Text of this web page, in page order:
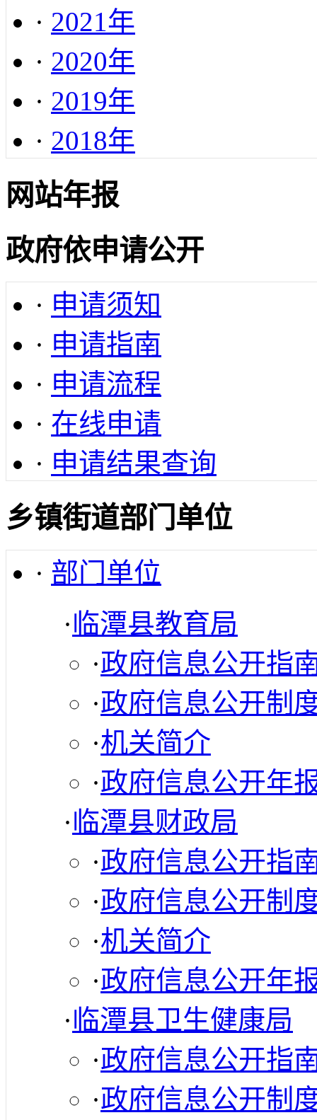
· 2021年
· 2020年
· 2019年
· 2018年
网站年报
政府依申请公开
· 申请须知
· 申请指南
· 申请流程
· 在线申请
· 申请结果查询
乡镇街道部门单位
· 部门单位
·临潭县教育局
·政府信息公开指
·政府信息公开制
·机关简介
·政府信息公开年
·临潭县财政局
·政府信息公开指
·政府信息公开制
·机关简介
·政府信息公开年
·临潭县卫生健康局
·政府信息公开指
·政府信息公开制